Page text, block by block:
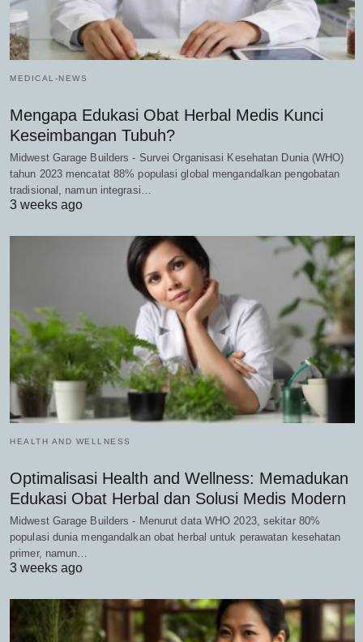
MEDICAL-NEWS
Mengapa Edukasi Obat Herbal Medis Kunci
Keseimbangan Tubuh?
Midwest Garage Builders - Survei Organisasi Kesehatan Dunia (WHO)
tahun 2023 mencatat 88% populasi global mengandalkan pengobatan
tradisional, namun integrasi…
3 weeks ago
HEALTH AND WELLNESS
Optimalisasi Health and Wellness: Memadukan
Edukasi Obat Herbal dan Solusi Medis Modern
Midwest Garage Builders - Menurut data WHO 2023, sekitar 80%
populasi dunia mengandalkan obat herbal untuk perawatan kesehatan
primer, namun…
3 weeks ago